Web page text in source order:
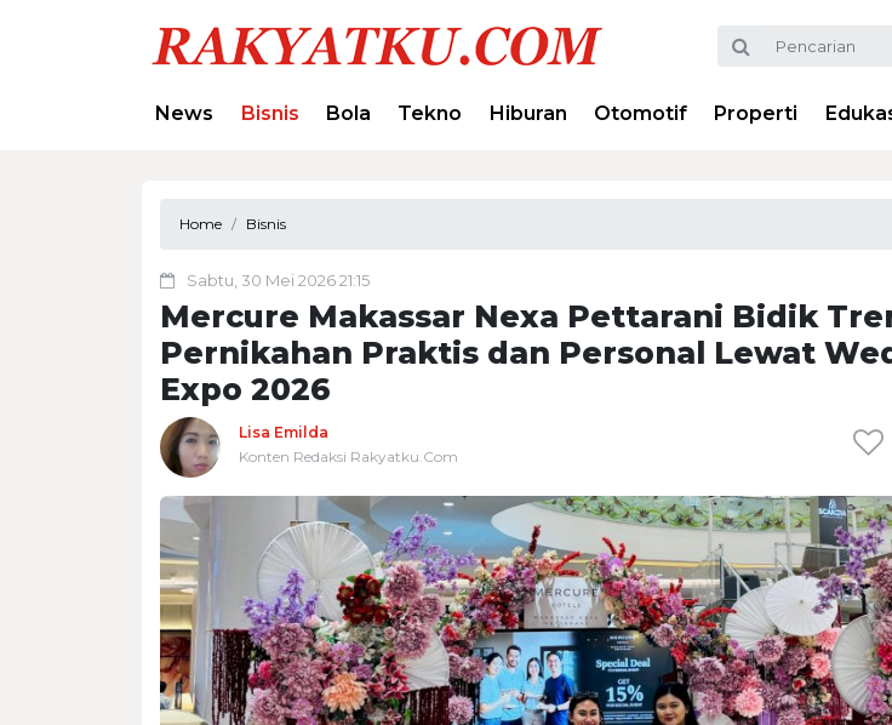
News Bisnis Bola Tekno Hiburan Otomotif Properti
Home Bisnis
Sabtu, 30 Mei 2026 21:15
Mercure Makassar Nexa Pettarani Bidik
Pernikahan Praktis dan Personal Lewat
Expo 2026
Lisa Emilda
Konten Redaksi Rakyatku.Com